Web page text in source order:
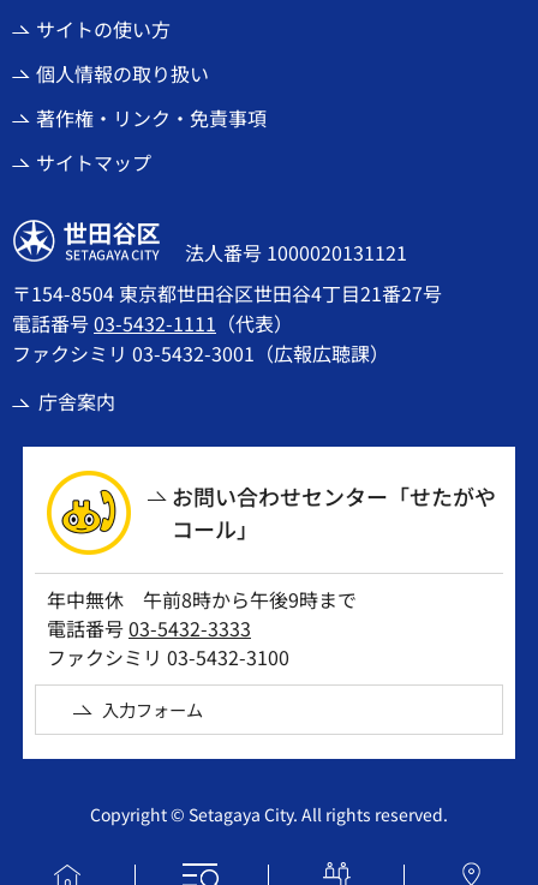
サイトの使い方
個人情報の取り扱い
著作権・リンク・免責事項
サイトマップ
世田谷区
法人番号 1000020131121
〒154-8504 東京都世田谷区世田谷4丁目21番27号
電話番号03-5432-1111 （代表）
ファクシミリ 03-5432-3001（広報広聴課）
庁舎案内
お問い合わせセンター「せたがや
コール」
年中無休 午前8時から午後9時まで
電話番号03-5432-3333
ファクシミリ 03-5432-3100
入力フォーム
Copyright © Setagaya City. All rights reserved.